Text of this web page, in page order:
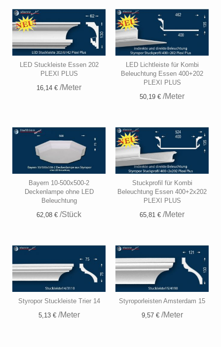
LED Stuckleiste Essen 202
PLEXI PLUS
16,14 € /Meter
LED Lichtleiste für Kombi
Beleuchtung Essen 400+202
PLEXI PLUS
50,19 € /Meter
Bayern 10-500x500-2
Deckenlampe ohne LED
Beleuchtung
62,08 € /Stück
Stuckprofil für Kombi
Beleuchtung Essen 400+2x202
PLEXI PLUS
65,81 € /Meter
Styropor Stuckleiste Trier 14
5,13 €/Meter
Styroporleisten Amsterdam 15
9,57 €/Meter